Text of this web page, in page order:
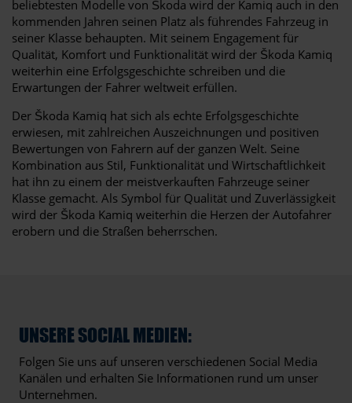
beliebtesten Modelle von Škoda wird der Kamiq auch in den
kommenden Jahren seinen Platz als führendes Fahrzeug in
seiner Klasse behaupten. Mit seinem Engagement für
Qualität, Komfort und Funktionalität wird der Škoda Kamiq
weiterhin eine Erfolgsgeschichte schreiben und die
Erwartungen der Fahrer weltweit erfüllen.
Der Škoda Kamiq hat sich als echte Erfolgsgeschichte
erwiesen, mit zahlreichen Auszeichnungen und positiven
Bewertungen von Fahrern auf der ganzen Welt. Seine
Kombination aus Stil, Funktionalität und Wirtschaftlichkeit
hat ihn zu einem der meistverkauften Fahrzeuge seiner
Klasse gemacht. Als Symbol für Qualität und Zuverlässigkeit
wird der Škoda Kamiq weiterhin die Herzen der Autofahrer
erobern und die Straßen beherrschen.
UNSERE SOCIAL MEDIEN:
Folgen Sie uns auf unseren verschiedenen Social Media
Kanälen und erhalten Sie Informationen rund um unser
Unternehmen.